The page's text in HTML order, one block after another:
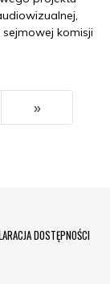
komisji
»Ostatni
DOSTĘPNOŚCI